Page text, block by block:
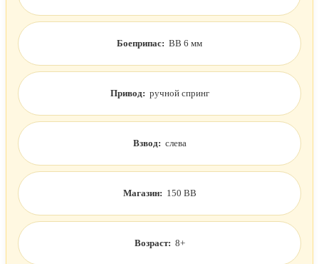
Боеприпас: BB 6 мм
Привод: ручной спринг
Взвод: слева
Магазин: 150 BB
Возраст: 8+